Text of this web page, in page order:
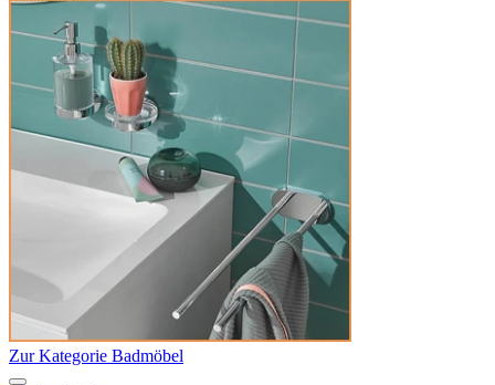
Zur Kategorie Badmöbel